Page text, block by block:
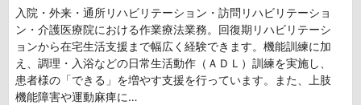
入院・外来・通所リハビリテーション・訪問リハビリテーショ
ン・介護医療院における作業療法業務。回復期リハビリテーシ
ョンから在宅生活支援まで幅広く経験できます。機能訓練に加
え、調理・入浴などの日常生活動作（ＡＤＬ）訓練を実施し、
患者様の「できる」を増やす支援を行っています。また、上肢
機能障害や運動麻痺に…